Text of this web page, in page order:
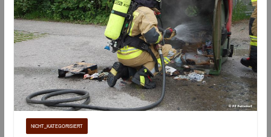
NICHT_KATEGORISIERT